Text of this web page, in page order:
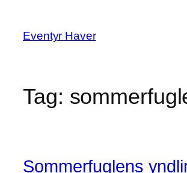
indhold
Eventyr Haver
Tag:
Sommerfuglens